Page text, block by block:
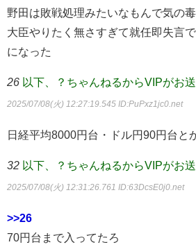
野田は敗戦処理みたいなもんで気の
大臣やりたく無さすぎて就任即失言
になった
26 以下、？ちゃんねるからVIPがお
2025/07/08(火) 12:27:19.545 ID:PuPxz1jc0.net
日経平均8000円台・ドル円90円台と
32 以下、？ちゃんねるからVIPがお
2025/07/08(火) 12:31:26.761 ID:63DcsE0j0.net
>>26
70円台まで入ってたろ